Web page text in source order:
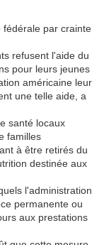
fédérale par crainte
refusent l'aide du
pour leurs jeunes
américaine leur
une telle aide, a
santé locaux
familles
à être retirés du
destinée aux
l'administration
permanente ou
aux prestations